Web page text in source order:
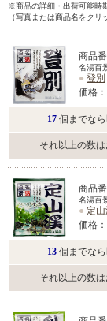
※商品の詳細・出荷可能時
（写真または商品名をクリ
商品番
名湯百
● 登別
価格：
17 個までな
それ以上の数
商品番
名湯百
● 定
価格：
13 個までな
それ以上の数